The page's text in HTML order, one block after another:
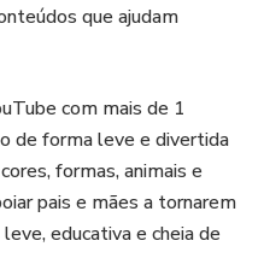
que ajudam
com mais de 1
de forma leve e divertida
formas, animais e
pais e mães a tornarem
educativa e cheia de